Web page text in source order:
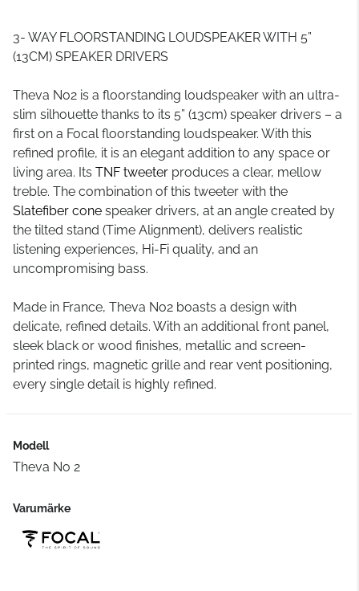
3- WAY FLOORSTANDING LOUDSPEAKER WITH 5”
(13CM) SPEAKER DRIVERS
Theva No2 is a floorstanding loudspeaker with an ultra-
slim silhouette thanks to its 5” (13cm) speaker drivers – a
first on a Focal floorstanding loudspeaker. With this
refined profile, it is an elegant addition to any space or
living area. Its TNF tweeter produces a clear, mellow
treble. The combination of this tweeter with the
Slatefiber cone speaker drivers, at an angle created by
the tilted stand (Time Alignment), delivers realistic
listening experiences, Hi-Fi quality, and an
uncompromising bass.
Made in France, Theva No2 boasts a design with
delicate, refined details. With an additional front panel,
sleek black or wood finishes, metallic and screen-
printed rings, magnetic grille and rear vent positioning,
every single detail is highly refined.
Modell
Theva No 2
Varumärke